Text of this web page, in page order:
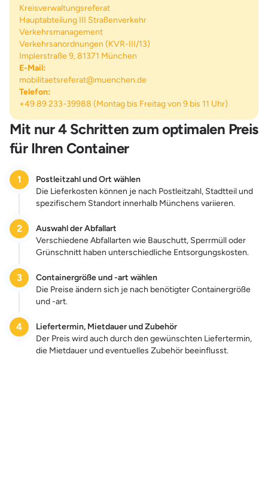
Kreisverwaltungsreferat
Hauptabteilung III Straßenverkehr
Verkehrsmanagement
Verkehrsanordnungen (KVR-III/13)
Implerstraße 9, 81371 München
E-Mail:
mobilitaetsreferat@muenchen.de
Telefon:
+49 89 233-39988 (Montag bis Freitag von 9 bis 11 Uhr)
Mit nur 4 Schritten zum optimalen Preis
für Ihren Container
1
Postleitzahl und Ort wählen
Die Lieferkosten können je nach Postleitzahl, Stadtteil und
spezifischem Standort innerhalb Münchens variieren.
2
Auswahl der Abfallart
Verschiedene Abfallarten wie Bauschutt, Sperrmüll oder
Grünschnitt haben unterschiedliche Entsorgungskosten.
3
Containergröße und -art wählen
Die Preise ändern sich je nach benötigter Containergröße
und -art.
4
Liefertermin, Mietdauer und Zubehör
Der Preis wird auch durch den gewünschten Liefertermin,
die Mietdauer und eventuelles Zubehör beeinflusst.